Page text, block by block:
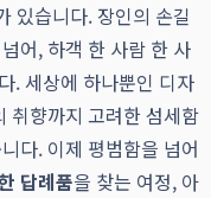
있습니다. 장인의 손길
어, 하객 한 사람 한 사
. 세상에 하나뿐인 디자
취향까지 고려한 섬세함
다. 이제 평범함을 넘어
답례품을 찾는 여정, 아